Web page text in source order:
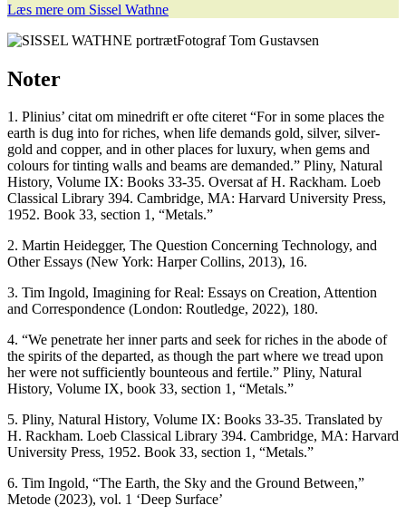
Læs mere om Sissel Wathne
Fotograf Tom Gustavsen
Noter
1. Plinius’ citat om minedrift er ofte citeret “For in some places the
earth is dug into for riches, when life demands gold, silver, silver-
gold and copper, and in other places for luxury, when gems and
colours for tinting walls and beams are demanded.” Pliny, Natural
History, Volume IX: Books 33-35. Oversat af H. Rackham. Loeb
Classical Library 394. Cambridge, MA: Harvard University Press,
1952. Book 33, section 1, “Metals.”
2. Martin Heidegger, The Question Concerning Technology, and
Other Essays (New York: Harper Collins, 2013), 16.
3. Tim Ingold, Imagining for Real: Essays on Creation, Attention
and Correspondence (London: Routledge, 2022), 180.
4. “We penetrate her inner parts and seek for riches in the abode of
the spirits of the departed, as though the part where we tread upon
her were not sufficiently bounteous and fertile.” Pliny, Natural
History, Volume IX, book 33, section 1, “Metals.”
5. Pliny, Natural History, Volume IX: Books 33-35. Translated by
H. Rackham. Loeb Classical Library 394. Cambridge, MA: Harvard
University Press, 1952. Book 33, section 1, “Metals.”
6. Tim Ingold, “The Earth, the Sky and the Ground Between,”
Metode (2023), vol. 1 ‘Deep Surface’